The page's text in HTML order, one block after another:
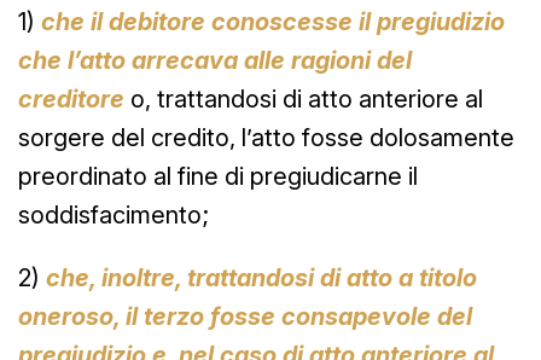
1) che il debitore conoscesse il pregiudizio
che l’atto arrecava alle ragioni del
creditore o, trattandosi di atto anteriore al
sorgere del credito, l’atto fosse dolosamente
preordinato al fine di pregiudicarne il
soddisfacimento;
2) che, inoltre, trattandosi di atto a titolo
oneroso, il terzo fosse consapevole del